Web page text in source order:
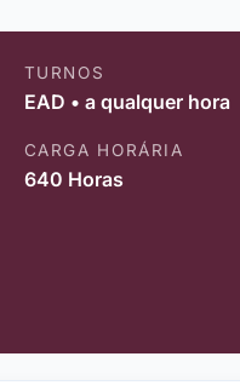
TURNOS
EAD • a qualquer hora
CARGA HORÁRIA
640 Horas